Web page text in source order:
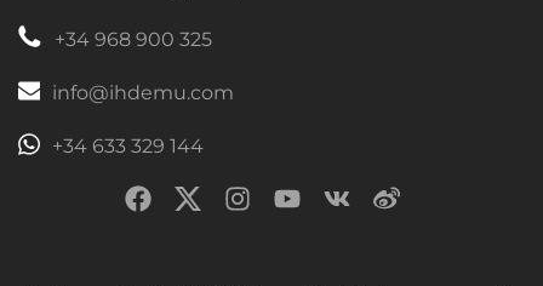
+34 968 900 325
info@ihdemu.com
+34 633 329 144